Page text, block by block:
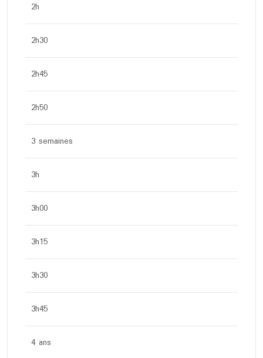
2h
2h30
2h45
2h50
3 semaines
3h
3h00
3h15
3h30
3h45
4 ans